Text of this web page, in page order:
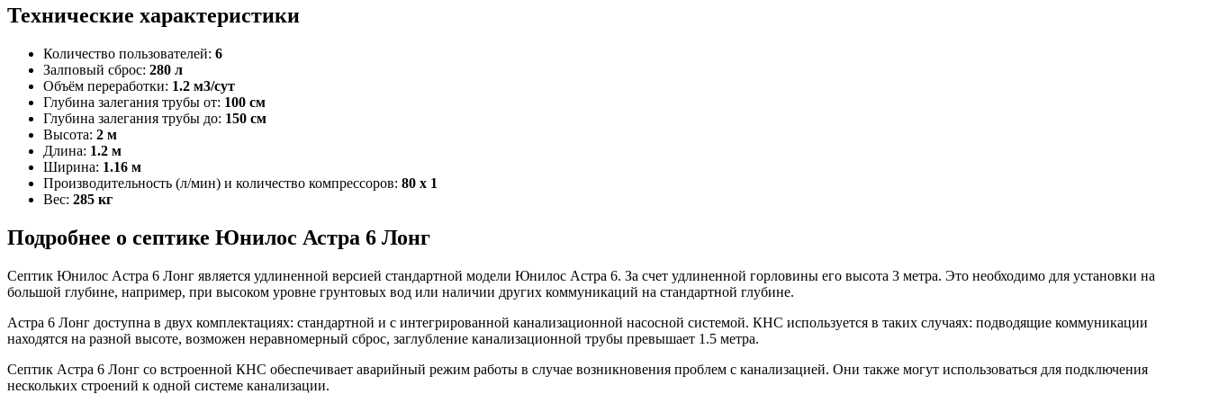
Технические характеристики
Количество пользователей: 6
Залповый сброс: 280 л
Объём переработки: 1.2 м3/сут
Глубина залегания трубы от: 100 см
Глубина залегания трубы до: 150 см
Высота: 2 м
Длина: 1.2 м
Ширина: 1.16 м
Производительность (л/мин) и количество компрессоров: 80 х 1
Вес: 285 кг
Подробнее о септике Юнилос Астра 6 Лонг
Септик Юнилос Астра 6 Лонг является удлиненной версией стандартной модели Юнилос Астра 6. За счет удлиненной горловины его высота 3 метра. Это необходимо для установки на
большой глубине, например, при высоком уровне грунтовых вод или наличии других коммуникаций на стандартной глубине.
Астра 6 Лонг доступна в двух комплектациях: стандартной и с интегрированной канализационной насосной системой. КНС используется в таких случаях: подводящие коммуникации
находятся на разной высоте, возможен неравномерный сброс, заглубление канализационной трубы превышает 1.5 метра.
Септик Астра 6 Лонг со встроенной КНС обеспечивает аварийный режим работы в случае возникновения проблем с канализацией. Они также могут использоваться для подключения
нескольких строений к одной системе канализации.